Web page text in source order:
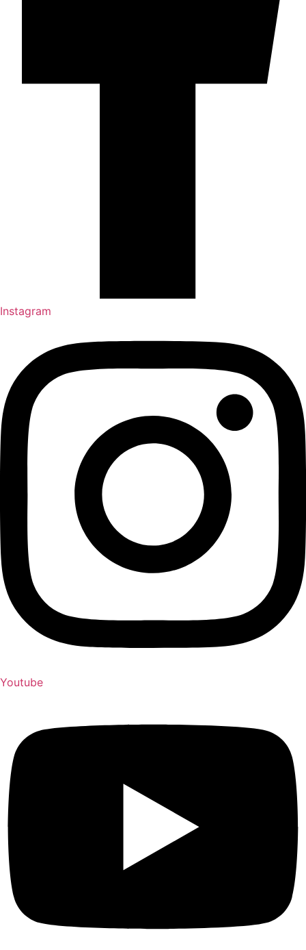
Instagram
Youtube